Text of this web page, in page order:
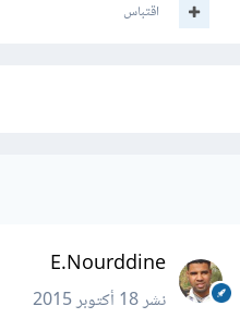
اقتباس
E.Nourddine
نشر18 أكتوبر 2015